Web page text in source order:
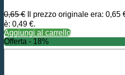
0,65€ Il prezzo originale era: 0,65
è: 0,49 €.
Aggiungi al carrello
Offerta - 18%